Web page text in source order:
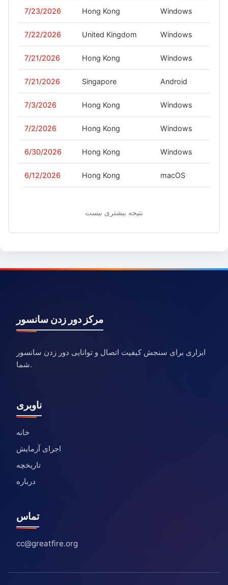
7/23/2026 Hong Kong Windows
7/22/2026 United Kingdom Windows
7/21/2026 Hong Kong Windows
7/21/2026 Singapore Android
7/3/2026 Hong Kong Windows
7/2/2026 Hong Kong Windows
6/30/2026 Hong Kong Windows
6/12/2026 Hong Kong macOS
نتیجه بیشتری نیست
مرکز دور زدن سانسور
ابزاری برای سنجش کیفیت اتصال و توانایی دور زدن سانسور
شما.
ناوبری
خانه
اجرای آزمایش
تاریخچه
درباره
تماس
cc@greatfire.org